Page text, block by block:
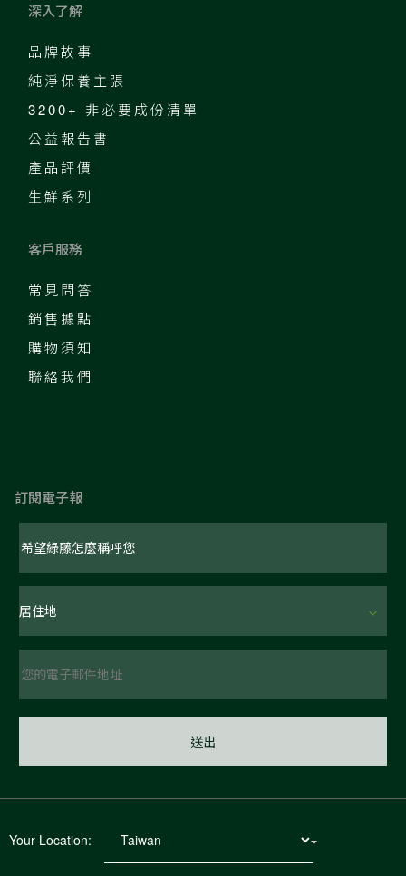
深入了解
品牌故事
純淨保養主張
3200+ 非必要成份清單
公益報告書
產品評價
生鮮系列
客戶服務
常見問答
銷售據點
購物須知
聯絡我們
訂閱電子報
Your Location: